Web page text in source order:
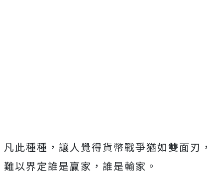
凡此種種，讓人覺得貨幣戰爭猶如雙面刃，
難以界定誰是贏家，誰是輸家。